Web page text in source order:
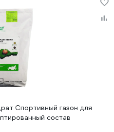
Спортивный газон для
состав